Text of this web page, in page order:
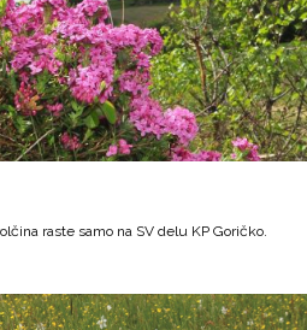
raste samo na SV delu KP Goričko.